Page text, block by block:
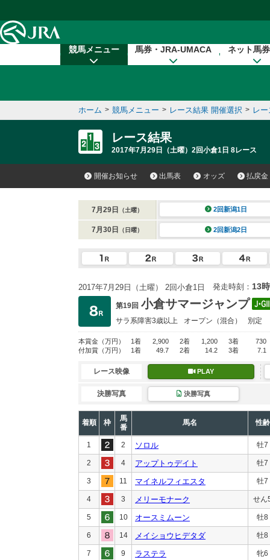
競馬メニュー 馬券・JRA-UMACA ネット馬
ホーム > 競馬メニュー > レース結果 開催選択 > レ
レース結果
2017年7月29日（土曜）2回小倉1日 8レース
開催お知らせ 出馬表 オッズ 払戻金
7月29日 （土曜） 2回新潟1日
7月30日 （日曜） 2回新潟2日
2017年7月29日（土曜） 2回小倉1日 発走時刻： 13
第19回 小倉サマージャンプ
サラ系障害3歳以上 オープン （混合） 別定
本賞金 （万円） 1着 2,900 2着 1,200 3着
730
付加賞 （万円） 1着 49.7 2着 14.2 3着 7.1
レース映像 PLAY
決勝写真 決勝写真
着順 枠
馬
番
馬名 性齢
1 2 ソロル 牡7
2 4 アップトゥデイト 牡7
3 11 マイネルフィエスタ 牡7
4 3 メリーモナーク せん
5 10 オースミムーン 牡8
6 14 メイショウヒデタダ 牡8
7 9 ラステラ 牝6